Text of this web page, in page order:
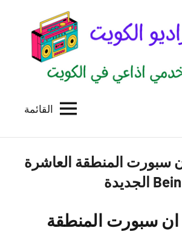
القائمة
سبورت المنطقة العاشرة
سبورت المنطقة